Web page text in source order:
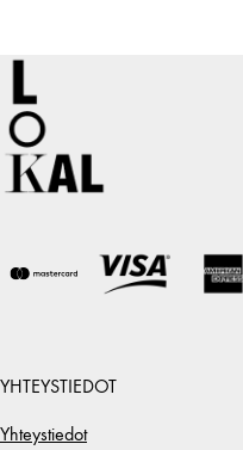
YHTEYSTIEDOT
Yhteystiedot